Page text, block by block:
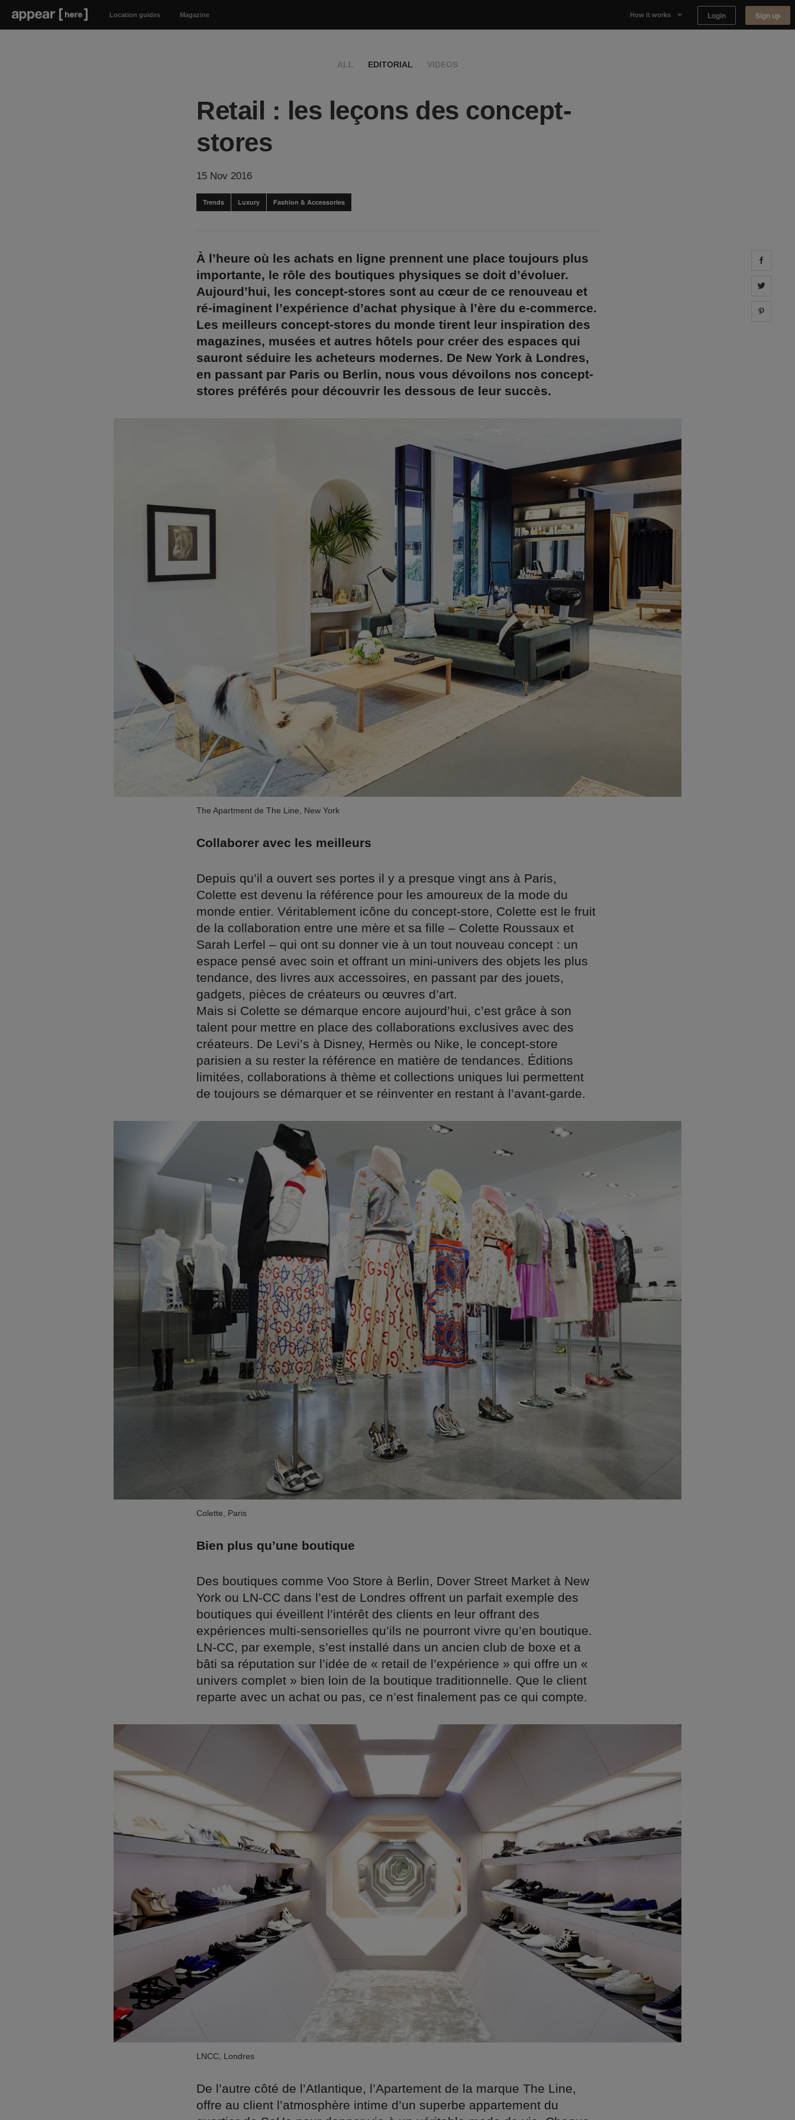
Location guides Magazine How it works Login Sign up
ALL EDITORIAL VIDEOS
Retail : les leçons des concept-
stores
15 Nov 2016
Trends Luxury Fashion & Accessories
À l’heure où les achats en ligne prennent une place toujours plus
importante, le rôle des boutiques physiques se doit d’évoluer.
Aujourd’hui, les concept-stores sont au cœur de ce renouveau et
ré-imaginent l’expérience d’achat physique à l’ère du e-commerce.
Les meilleurs concept-stores du monde tirent leur inspiration des
magazines, musées et autres hôtels pour créer des espaces qui
sauront séduire les acheteurs modernes. De New York à Londres,
en passant par Paris ou Berlin, nous vous dévoilons nos concept-
stores préférés pour découvrir les dessous de leur succès.
The Apartment de The Line, New York
Collaborer avec les meilleurs
Depuis qu’il a ouvert ses portes il y a presque vingt ans à Paris,
Colette est devenu la référence pour les amoureux de la mode du
monde entier. Véritablement icône du concept-store, Colette est le fruit
de la collaboration entre une mère et sa fille – Colette Roussaux et
Sarah Lerfel – qui ont su donner vie à un tout nouveau concept : un
espace pensé avec soin et offrant un mini-univers des objets les plus
tendance, des livres aux accessoires, en passant par des jouets,
gadgets, pièces de créateurs ou œuvres d’art.
Mais si Colette se démarque encore aujourd’hui, c’est grâce à son
talent pour mettre en place des collaborations exclusives avec des
créateurs. De Levi’s à Disney, Hermès ou Nike, le concept-store
parisien a su rester la référence en matière de tendances. Éditions
limitées, collaborations à thème et collections uniques lui permettent
de toujours se démarquer et se réinventer en restant à l’avant-garde.
Colette, Paris
Bien plus qu’une boutique
Des boutiques comme Voo Store à Berlin, Dover Street Market à New
York ou LN-CC dans l’est de Londres offrent un parfait exemple des
boutiques qui éveillent l’intérêt des clients en leur offrant des
expériences multi-sensorielles qu’ils ne pourront vivre qu’en boutique.
LN-CC, par exemple, s’est installé dans un ancien club de boxe et a
bâti sa réputation sur l’idée de « retail de l’expérience » qui offre un «
univers complet » bien loin de la boutique traditionnelle. Que le client
reparte avec un achat ou pas, ce n’est finalement pas ce qui compte.
LNCC, Londres
De l’autre côté de l’Atlantique, l’Apartement de la marque The Line,
offre au client l’atmosphère intime d’un superbe appartement du